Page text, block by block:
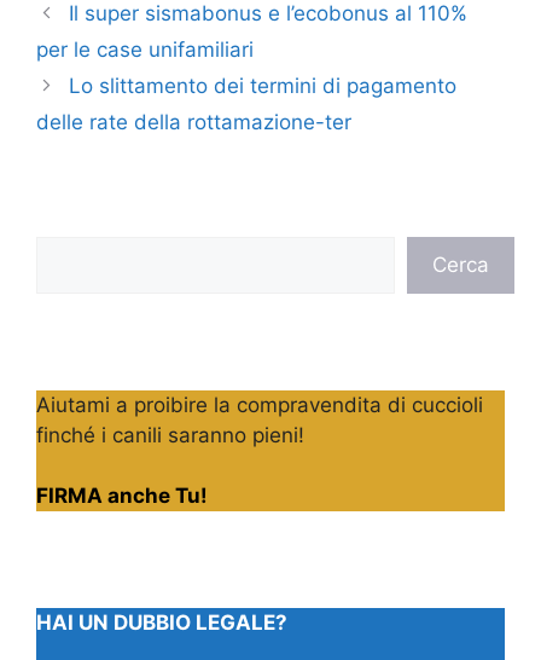
Il super sismabonus e l’ecobonus al 110%
per le case unifamiliari
Lo slittamento dei termini di pagamento
delle rate della rottamazione-ter
Cerca
Aiutami a proibire la compravendita di cuccioli
finché i canili saranno pieni!
FIRMA anche Tu!
HAI UN DUBBIO LEGALE?